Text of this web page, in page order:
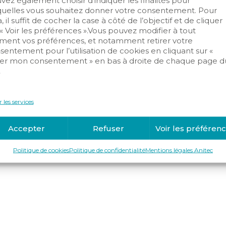
vous souhaitez donner votre consentement. Pour
il suffit de cocher la case à côté de l’objectif et de cliquer
Voir les préférences ».Vous pouvez modifier à tout
vos préférences, et notamment retirer votre
pour l’utilisation de cookies en cliquant sur «
mon consentement » en bas à droite de chaque page
les services
Accepter Refuser Voir les
Politique de cookiesPolitique de confidentialitéMentions légales Anitec
Copyright © 2019-2025 Anitec